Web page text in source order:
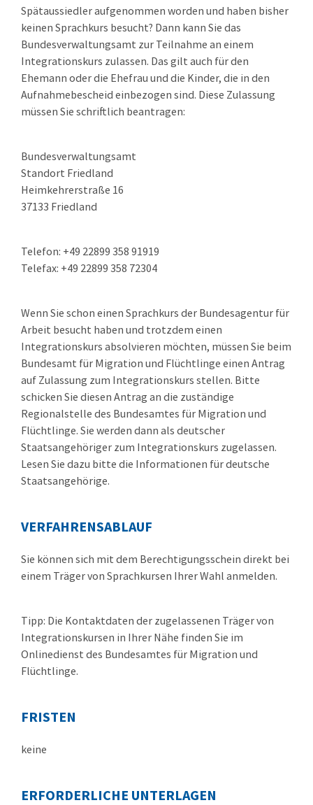
Spätaussiedler aufgenommen worden und haben bisher
keinen Sprachkurs besucht? Dann kann Sie das
Bundesverwaltungsamt zur Teilnahme an einem
Integrationskurs zulassen. Das gilt auch für den
Ehemann oder die Ehefrau und die Kinder, die in den
Aufnahmebescheid einbezogen sind. Diese Zulassung
müssen Sie schriftlich beantragen:
Bundesverwaltungsamt
Standort Friedland
Heimkehrerstraße 16
37133 Friedland
Telefon: +49 22899 358 91919
Telefax: +49 22899 358 72304
Wenn Sie schon einen Sprachkurs der Bundesagentur für
Arbeit besucht haben und trotzdem einen
Integrationskurs absolvieren möchten, müssen Sie beim
Bundesamt für Migration und Flüchtlinge einen Antrag
auf Zulassung zum Integrationskurs stellen. Bitte
schicken Sie diesen Antrag an die zuständige
Regionalstelle des Bundesamtes für Migration und
Flüchtlinge. Sie werden dann als deutscher
Staatsangehöriger zum Integrationskurs zugelassen.
Lesen Sie dazu bitte die Informationen für deutsche
Staatsangehörige.
VERFAHRENSABLAUF
Sie können sich mit dem Berechtigungsschein direkt bei
einem Träger von Sprachkursen Ihrer Wahl anmelden.
Tipp: Die Kontaktdaten der zugelassenen Träger von
Integrationskursen in Ihrer Nähe finden Sie im
Onlinedienst des Bundesamtes für Migration und
Flüchtlinge.
FRISTEN
keine
ERFORDERLICHE UNTERLAGEN